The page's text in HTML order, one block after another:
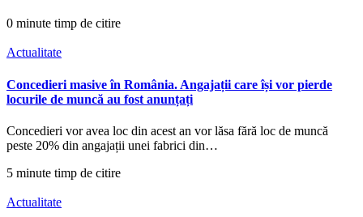
0 minute timp de citire
Actualitate
Concedieri masive în România. Angajații care își vor pierde
locurile de muncă au fost anunțați
Concedieri vor avea loc din acest an vor lăsa fără loc de muncă
peste 20% din angajații unei fabrici din…
5 minute timp de citire
Actualitate